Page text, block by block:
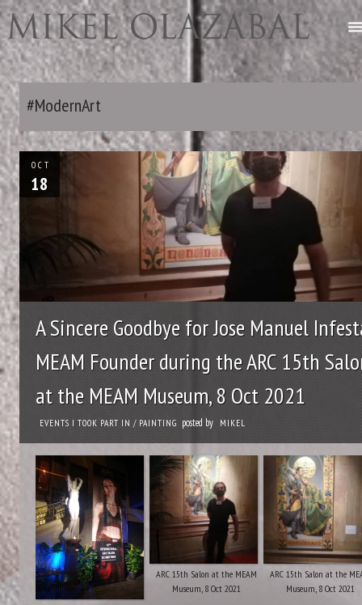
#ModernArt
OCT
18
A Sincere Goodbye for Jose Manuel
MEAM Founder during the ARC 15th
at the MEAM Museum, 8 Oct 2021
EVENTS I TOOK PART IN / PAINTING posted by MIKEL
ARC 15th Salon at the MEAM
Museum, 8 Oct 2021
ARC 15th Salon at the
Museum, 8 Oct 2021